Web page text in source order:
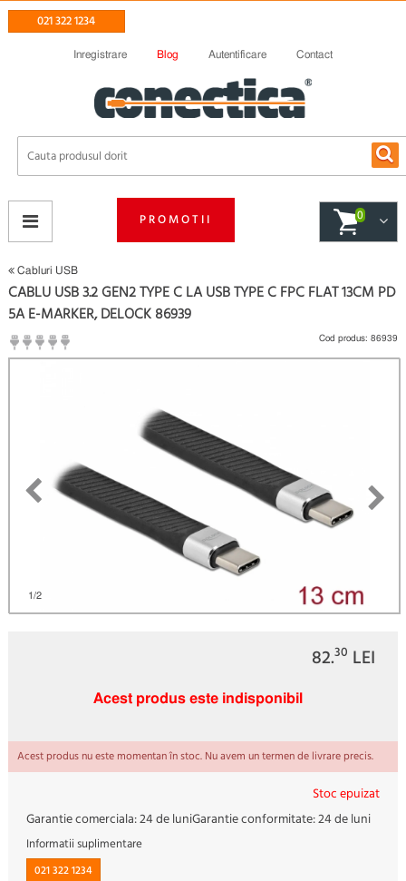
021 322 1234
Inregistrare Blog Autentificare Contact
PROMOTII 0
Cabluri USB
1/2
CABLU USB 3.2 GEN2 TYPE C LA USB TYPE C FPC FLAT 13CM PD
5A E-MARKER, DELOCK 86939
(
Cod produs: 86939
82.30 LEI
Acest produs este indisponibil
Acest produs nu este momentan în stoc. Nu avem un termen de livrare precis.
Stoc epuizat
Garantie comerciala:24 de luniGarantie conformitate:24 de luni
Informatii suplimentare
021 322 1234